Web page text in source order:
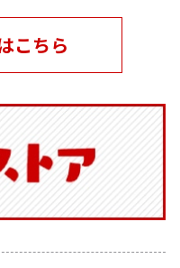
こちら